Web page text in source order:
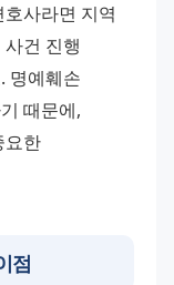
사라면 지역
건 진행
명예훼손
때문에,
요한
점